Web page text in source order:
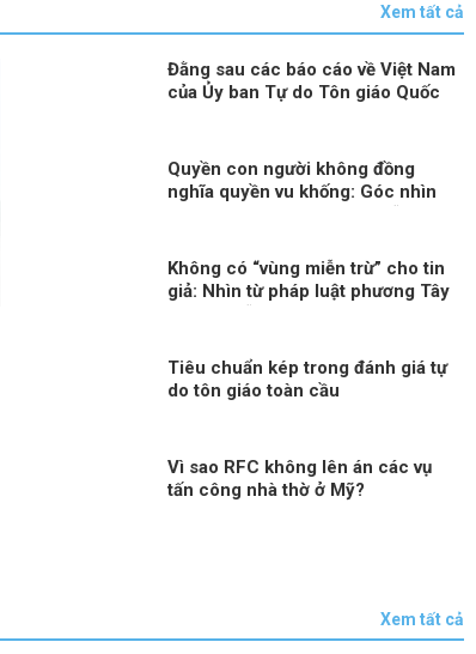
Xem tất cả
Đằng sau các báo cáo về Việt Nam
của Ủy ban Tự do Tôn giáo Quốc
Quyền con người không đồng
nghĩa quyền vu khống: Góc nhìn
Không có “vùng miễn trừ” cho tin
giả: Nhìn từ pháp luật phương Tây
Tiêu chuẩn kép trong đánh giá tự
do tôn giáo toàn cầu
Vì sao RFC không lên án các vụ
tấn công nhà thờ ở Mỹ?
Xem tất cả